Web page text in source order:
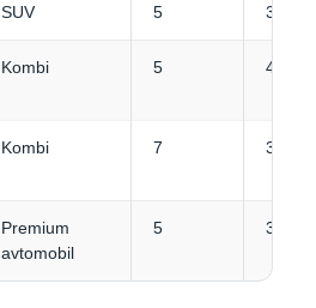
SUV 5 3
Kombi 5 4-5
Kombi 7 3-4
Premium
avtomobil
5 3